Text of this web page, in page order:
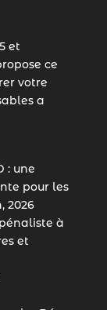
et
ce
votre
a
: une
pour les
2026
à
et